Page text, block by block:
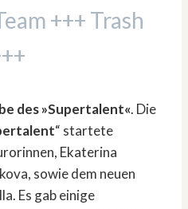
+++ Trash
des »Supertalent«. Die
“ startete
Ekaterina
sowie dem neuen
Es gab einige